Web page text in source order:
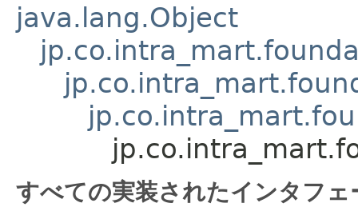
java.lang.Object
すべての実装されたインタフ